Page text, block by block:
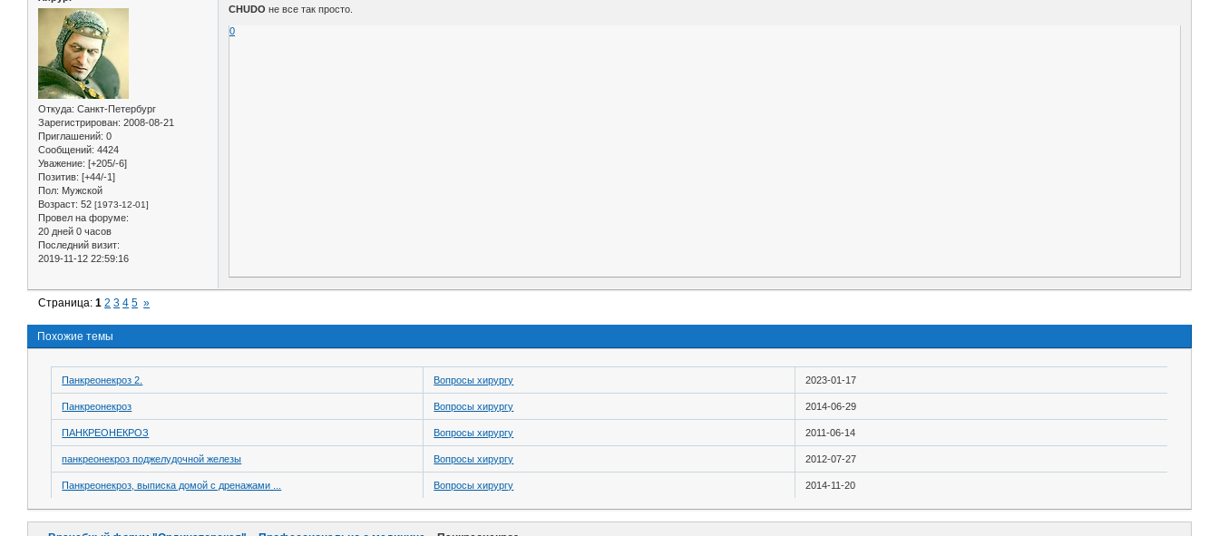
Откуда: Санкт-Петербург
Зарегистрирован: 2008-08-21
Приглашений: 0
Сообщений: 4424
Уважение: [+205/-6]
Позитив: [+44/-1]
Пол: Мужской
Возраст: 52 [1973-12-01]
Провел на форуме:
20 дней 0 часов
Последний визит:
2019-11-12 22:59:16
CHUDO не все так просто.
0
Страница:1 2 3 4 5 »
Похожие темы
Панкреонекроз 2. Вопросы хирургу 2023-01-17
Панкреонекроз Вопросы хирургу 2014-06-29
ПАНКРЕОНЕКРОЗ Вопросы хирургу 2011-06-14
панкреонекроз поджелудочной железы Вопросы хирургу 2012-07-27
Панкреонекроз, выписка домой с дренажами ... Вопросы хирургу 2014-11-20